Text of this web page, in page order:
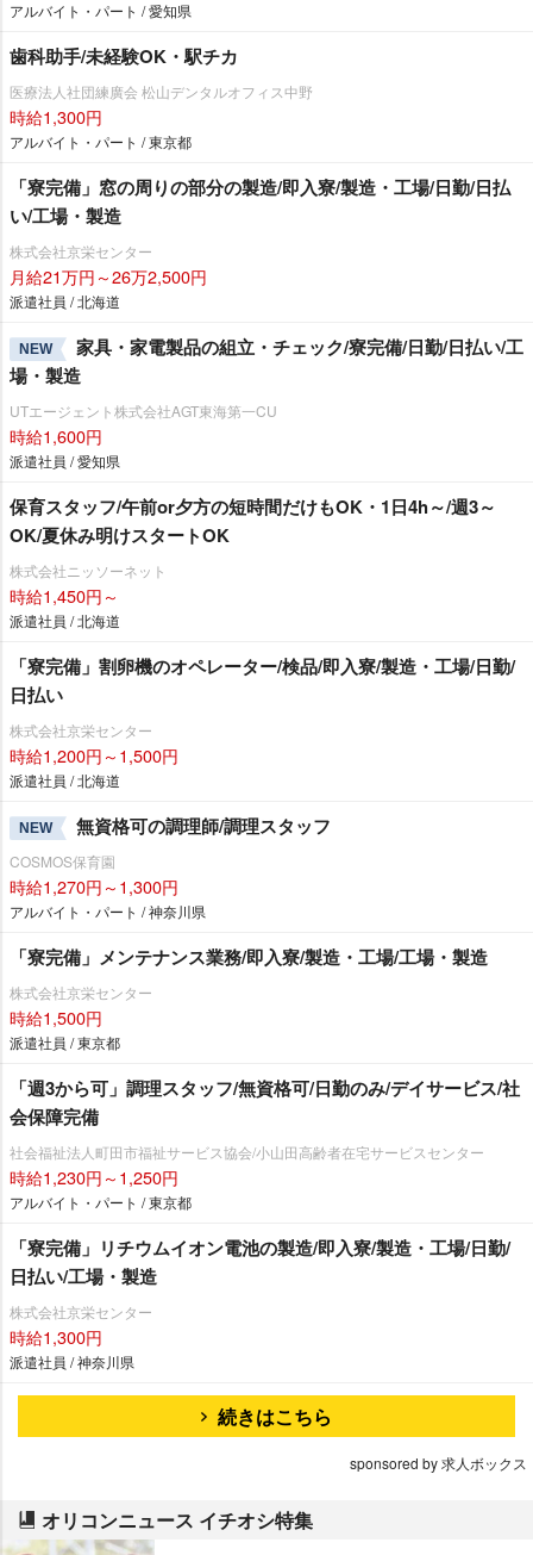
アルバイト・パート / 愛知県
歯科助手/未経験OK・駅チカ
医療法人社団練廣会 松山デンタルオフィス中野
時給1,300円
アルバイト・パート / 東京都
「寮完備」窓の周りの部分の製造/即入寮/製造・工場/日勤/日払
い/工場・製造
株式会社京栄センター
月給21万円～26万2,500円
派遣社員 / 北海道
NEW
家具・家電製品の組立・チェック/寮完備/日勤/日払い/工
場・製造
UTエージェント株式会社AGT東海第一CU
時給1,600円
派遣社員 / 愛知県
保育スタッフ/午前or夕方の短時間だけもOK・1日4h～/週3～
OK/夏休み明けスタートOK
株式会社ニッソーネット
時給1,450円～
派遣社員 / 北海道
「寮完備」割卵機のオペレーター/検品/即入寮/製造・工場/日勤/
日払い
株式会社京栄センター
時給1,200円～1,500円
派遣社員 / 北海道
NEW 無資格可の調理師/調理スタッフ
COSMOS保育園
時給1,270円～1,300円
アルバイト・パート / 神奈川県
「寮完備」メンテナンス業務/即入寮/製造・工場/工場・製造
株式会社京栄センター
時給1,500円
派遣社員 / 東京都
「週3から可」調理スタッフ/無資格可/日勤のみ/デイサービス/社
会保障完備
社会福祉法人町田市福祉サービス協会/小山田高齢者在宅サービスセンター
時給1,230円～1,250円
アルバイト・パート / 東京都
「寮完備」リチウムイオン電池の製造/即入寮/製造・工場/日勤/
日払い/工場・製造
株式会社京栄センター
時給1,300円
派遣社員 / 神奈川県
続きはこちら
sponsored by 求人ボックス
オリコンニュース イチオシ特集